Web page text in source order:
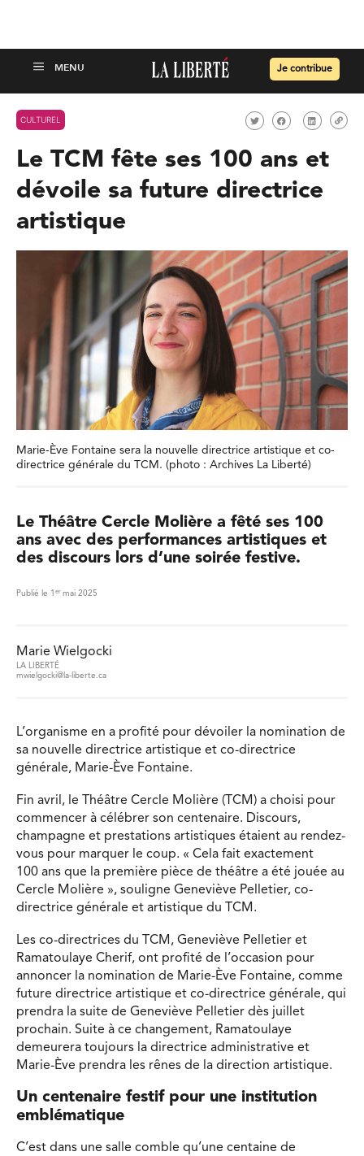
Je contribue
CULTUREL
Le TCM fête ses 100 ans et
dévoile sa future directrice
artistique
Marie-Ève Fontaine sera la nouvelle directrice artistique et co-
directrice générale du TCM. (photo : Archives La Liberté)
Le Théâtre Cercle Molière a fêté ses 100
ans avec des performances artistiques et
des discours lors d’une soirée festive.
Publié le 1 er mai 2025
Marie Wielgocki
LA LIBERTÉ
mwielgocki@la-liberte.ca
L’organisme en a profité pour dévoiler la nomination de
sa nouvelle directrice artistique et co-directrice
générale, Marie-Ève Fontaine.
Fin avril, le Théâtre Cercle Molière (TCM) a choisi pour
commencer à célébrer son centenaire. Discours,
champagne et prestations artistiques étaient au rendez-
vous pour marquer le coup. « Cela fait exactement
100 ans que la première pièce de théâtre a été jouée au
Cercle Molière », souligne Geneviève Pelletier, co-
directrice générale et artistique du TCM.
Les co-directrices du TCM, Geneviève Pelletier et
Ramatoulaye Cherif, ont profité de l’occasion pour
annoncer la nomination de Marie-Ève Fontaine, comme
future directrice artistique et co-directrice générale, qui
prendra la suite de Geneviève Pelletier dès juillet
prochain. Suite à ce changement, Ramatoulaye
demeurera toujours la directrice administrative et
Marie-Ève prendra les rênes de la direction artistique.
Un centenaire festif pour une institution
emblématique
C’est dans une salle comble qu’une centaine de